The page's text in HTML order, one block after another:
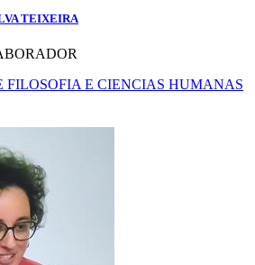
TEIXEIRA
FILOSOFIA E CIENCIAS HUMANAS